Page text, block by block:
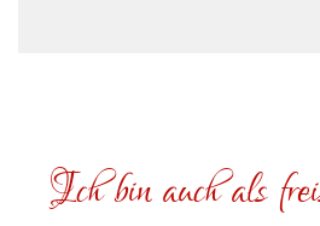
Ich bin auch als